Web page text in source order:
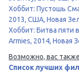
Хоббит: Пустошь
2013, США, Новая
Хоббит: Битва пяти
Armies, 2014, Новая
Возможно, вас
Список лучших